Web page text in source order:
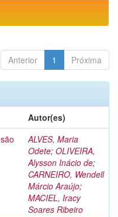
Anterior 1 Próxima
Autor(es)
ALVES, Maria
Odete; OLIVEIRA,
Alysson Inácio de;
CARNEIRO, Wendell
Márcio Araújo;
MACIEL, Iracy
Soares Ribeiro